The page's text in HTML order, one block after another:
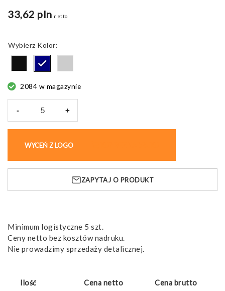
33,62 pln netto
Kolor
2084 w magazynie
-
sznurkach
RAINY,
z
RPET
+
WYCEŃ Z LOGO
ZAPYTAJ O PRODUKT
Minimum logistyczne 5 szt.
Ceny netto bez kosztów nadruku.
Nie prowadzimy sprzedaży detalicznej.
Ilość Cena netto Cena brutto